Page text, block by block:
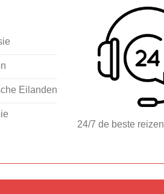
Eilanden
24/7 de beste